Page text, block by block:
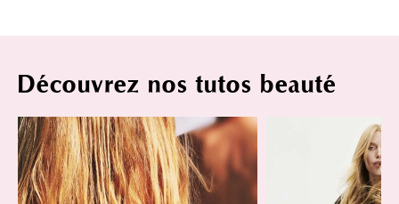
Découvrez nos tutos beauté